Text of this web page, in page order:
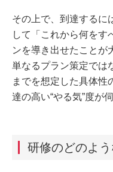
その上で、到達するに
して「これから何をす
ンを導き出せたことが
単なるプラン策定では
までを想定した具体性
達の高い“やる気”度が
研修のどのよ